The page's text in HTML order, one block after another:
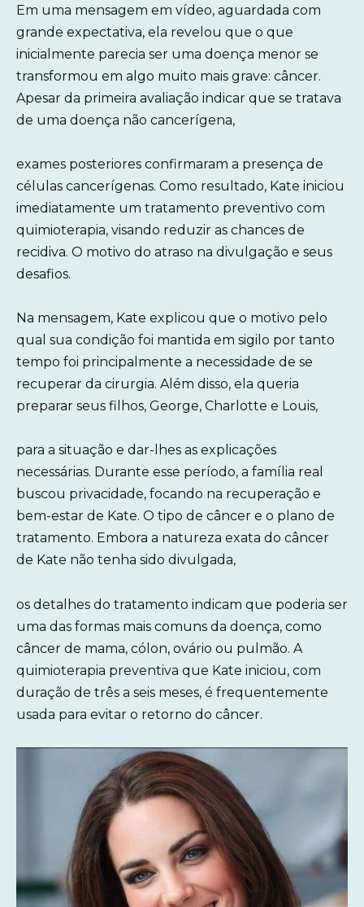
Em uma mensagem em vídeo, aguardada com
grande expectativa, ela revelou que o que
inicialmente parecia ser uma doença menor se
transformou em algo muito mais grave: câncer.
Apesar da primeira avaliação indicar que se tratava
de uma doença não cancerígena,
exames posteriores confirmaram a presença de
células cancerígenas. Como resultado, Kate iniciou
imediatamente um tratamento preventivo com
quimioterapia, visando reduzir as chances de
recidiva. O motivo do atraso na divulgação e seus
desafios.
Na mensagem, Kate explicou que o motivo pelo
qual sua condição foi mantida em sigilo por tanto
tempo foi principalmente a necessidade de se
recuperar da cirurgia. Além disso, ela queria
preparar seus filhos, George, Charlotte e Louis,
para a situação e dar-lhes as explicações
necessárias. Durante esse período, a família real
buscou privacidade, focando na recuperação e
bem-estar de Kate. O tipo de câncer e o plano de
tratamento. Embora a natureza exata do câncer
de Kate não tenha sido divulgada,
os detalhes do tratamento indicam que poderia ser
uma das formas mais comuns da doença, como
câncer de mama, cólon, ovário ou pulmão. A
quimioterapia preventiva que Kate iniciou, com
duração de três a seis meses, é frequentemente
usada para evitar o retorno do câncer.